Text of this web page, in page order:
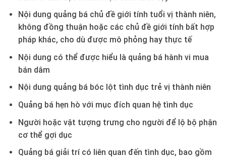
Nội dung quảng bá chủ đề giới tính tuổi vị thành niên,
không đồng thuận hoặc các chủ đề giới tính bất hợp
pháp khác, cho dù được mô phỏng hay thực tế
Nội dung có thể được hiểu là quảng bá hành vi mua
bán dâm
Nội dung quảng bá bóc lột tình dục trẻ vị thành niên
Quảng bá hẹn hò với mục đích quan hệ tình dục
Người hoặc vật tượng trưng cho người để lộ bộ phận
cơ thể gợi dục
Quảng bá giải trí có liên quan đến tình dục, bao gồm